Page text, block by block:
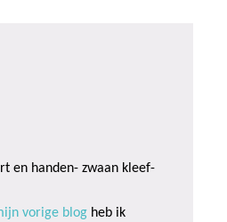
en handen- zwaan kleef-
vorige blog heb ik